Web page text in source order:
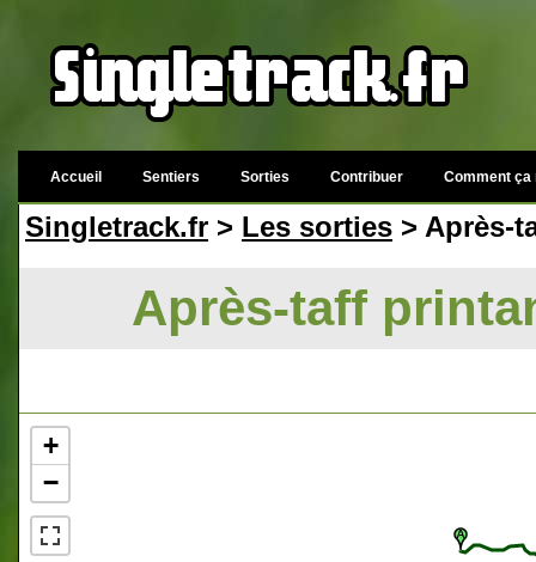
Accueil Sentiers Sorties Contribuer Comment ça
Singletrack.fr > Les sorties > Après-
Après-taff
+
−